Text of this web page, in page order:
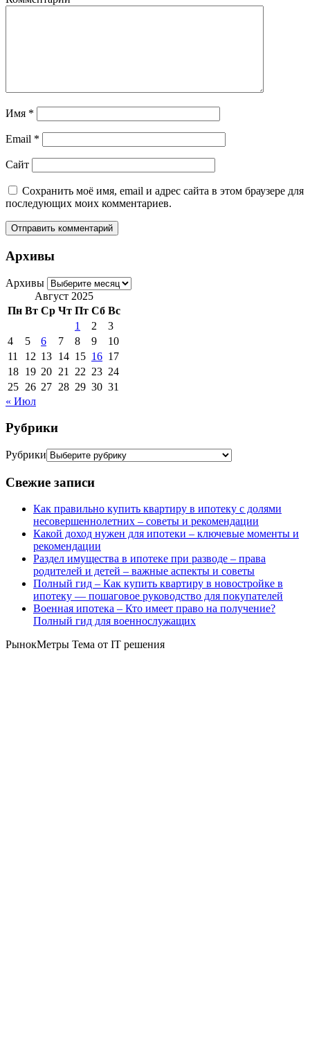
Имя *
Email *
Сайт
Сохранить моё имя, email и адрес сайта в этом браузере для
последующих моих комментариев.
Архивы
Архивы
Август 2025
Пн Вт Ср Чт Пт Сб Вс
1
2
3
4
5 6 7 8 9
10
11
12 13 14 15 16 17
18 19 20 21 22 23 24
25 26 27 28 29 30 31
« Июл
Рубрики
Рубрики
Свежие записи
Как правильно купить квартиру в ипотеку с долями
несовершеннолетних – советы и рекомендации
Какой доход нужен для ипотеки – ключевые моменты и
рекомендации
Раздел имущества в ипотеке при разводе – права
родителей и детей – важные аспекты и советы
Полный гид – Как купить квартиру в новостройке в
ипотеку — пошаговое руководство для покупателей
Военная ипотека – Кто имеет право на получение?
Полный гид для военнослужащих
РынокМетры Тема от IT решения